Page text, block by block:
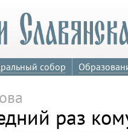
собор
раз